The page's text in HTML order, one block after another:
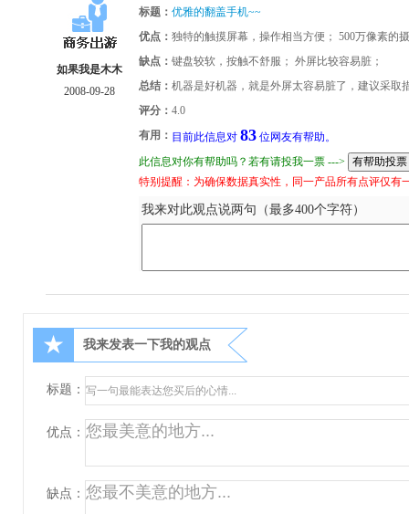
如果我是木木
2008-09-28
标题： 优雅的翻盖手机~~
优点： 独特的触摸屏幕，操作相当方便； 500万像素的
缺点： 键盘较软，按触不舒服； 外屏比较容易脏；
总结： 机器是好机器，就是外屏太容易脏了，建议采取
评分： 4.0
有用： 目前此信息对 83 位网友有帮助。
此信息对你有帮助吗？若有请投我一票 --->
特别提醒：为确保数据真实性，同一产品所有点评仅有
我来对此观点说两句（最多400个字符）
★ 我来发表一下我的观点
标题：
优点：
缺点：